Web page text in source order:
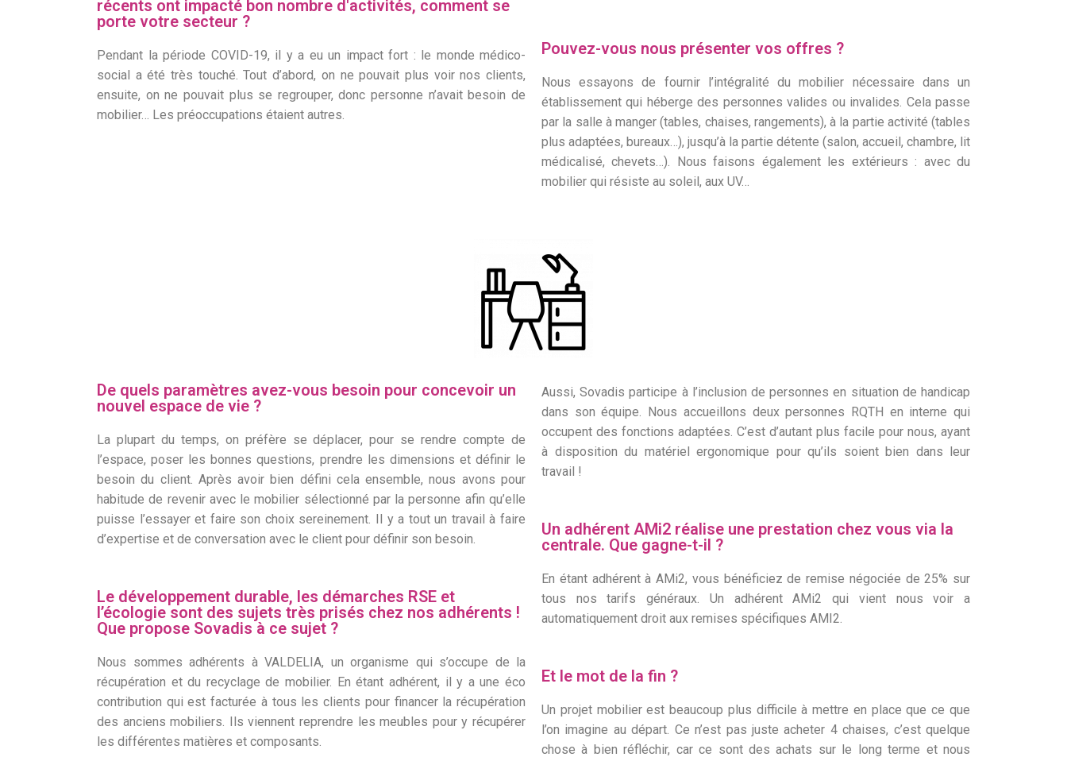
récents ont impacté bon nombre d'activités, comment se
porte votre secteur ?
Pendant la période COVID-19, il y a eu un impact fort : le monde médico-
social a été très touché. Tout d’abord, on ne pouvait plus voir nos clients,
ensuite, on ne pouvait plus se regrouper, donc personne n’avait besoin de
mobilier… Les préoccupations étaient autres.
Pouvez-vous nous présenter vos offres ?
Nous essayons de fournir l’intégralité du mobilier nécessaire dans un
établissement qui héberge des personnes valides ou invalides. Cela passe
par la salle à manger (tables, chaises, rangements), à la partie activité (tables
plus adaptées, bureaux…), jusqu’à la partie détente (salon, accueil, chambre, lit
médicalisé, chevets…). Nous faisons également les extérieurs : avec du
mobilier qui résiste au soleil, aux UV…
De quels paramètres avez-vous besoin pour concevoir un
nouvel espace de vie ?
La plupart du temps, on préfère se déplacer, pour se rendre compte de
l’espace, poser les bonnes questions, prendre les dimensions et définir le
besoin du client. Après avoir bien défini cela ensemble, nous avons pour
habitude de revenir avec le mobilier sélectionné par la personne afin qu’elle
puisse l’essayer et faire son choix sereinement. Il y a tout un travail à faire
d’expertise et de conversation avec le client pour définir son besoin.
Le développement durable, les démarches RSE et
l’écologie sont des sujets très prisés chez nos adhérents !
Que propose Sovadis à ce sujet ?
Nous sommes adhérents à VALDELIA, un organisme qui s’occupe de la
récupération et du recyclage de mobilier. En étant adhérent, il y a une éco
contribution qui est facturée à tous les clients pour financer la récupération
des anciens mobiliers. Ils viennent reprendre les meubles pour y récupérer
les différentes matières et composants.
Aussi, Sovadis participe à l’inclusion de personnes en situation de handicap
dans son équipe. Nous accueillons deux personnes RQTH en interne qui
occupent des fonctions adaptées. C’est d’autant plus facile pour nous, ayant
à disposition du matériel ergonomique pour qu’ils soient bien dans leur
travail !
Un adhérent AMi2 réalise une prestation chez vous via la
centrale. Que gagne-t-il ?
En étant adhérent à AMi2, vous bénéficiez de remise négociée de 25% sur
tous nos tarifs généraux. Un adhérent AMi2 qui vient nous voir a
automatiquement droit aux remises spécifiques AMI2.
Et le mot de la fin ?
Un projet mobilier est beaucoup plus difficile à mettre en place que ce que
l’on imagine au départ. Ce n’est pas juste acheter 4 chaises, c’est quelque
chose à bien réfléchir, car ce sont des achats sur le long terme et nous